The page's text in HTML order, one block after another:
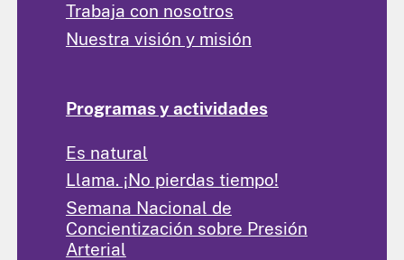
Trabaja con nosotros
Nuestra visión y misión
Programas y actividades
Es natural
Llama. ¡No pierdas tiempo!
Semana Nacional de
Concientización sobre Presión
Arterial